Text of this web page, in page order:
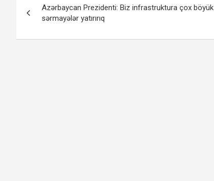
naviqasiyası
Azərbaycan Prezidenti: Biz infrastruktura çox böyük
sərmayələr yatırırıq